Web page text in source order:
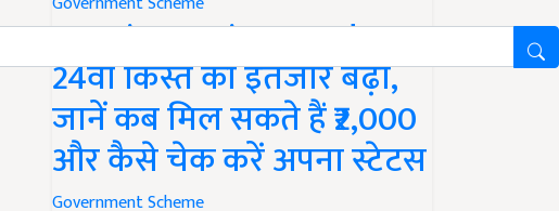
PM Kisan Yojana Update:
24वीं किस्त का इंतजार बढ़ा,
जानें कब मिल सकते हैं ₹2,000
और कैसे चेक करें अपना स्टेटस
Government Scheme